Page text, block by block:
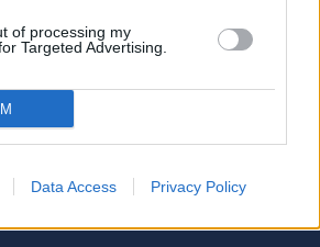
of processing my
Targeted Advertising.
Data Access Privacy Policy
estará presente en el
GENUINE